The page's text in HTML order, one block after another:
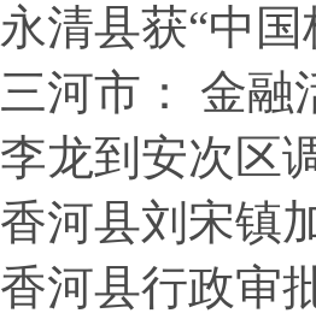
永清县获“中
三河市： 金融
李龙到安次区
香河县刘宋镇
香河县行政审